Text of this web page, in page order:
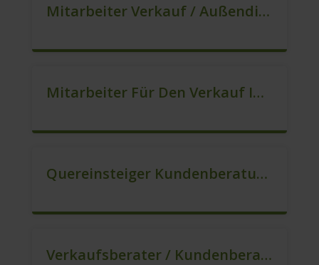
Mitarbeiter Verkauf / Außendienst (m/w/d)
Mitarbeiter Für Den Verkauf In VZ/TZ (m/w/d)
Quereinsteiger Kundenberatung (Außendienst) (m/w/d)
Verkaufsberater / Kundenberater, Auch Ohne Ausbildung Möglich (m/w/d)